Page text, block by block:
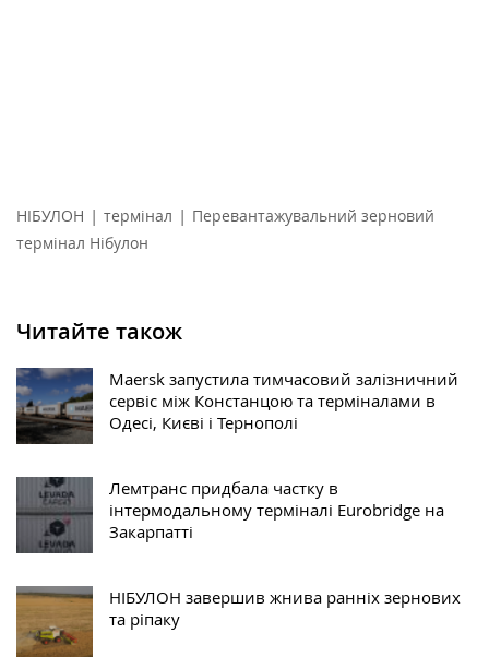
НІБУЛОН | термінал | Перевантажувальний зерновий
термінал Нібулон
Читайте також
Maersk запустила тимчасовий залізничний
сервіс між Констанцою та терміналами в
Одесі, Києві і Тернополі
Лемтранс придбала частку в
інтермодальному терміналі Eurobridge на
Закарпатті
НІБУЛОН завершив жнива ранніх зернових
та ріпаку